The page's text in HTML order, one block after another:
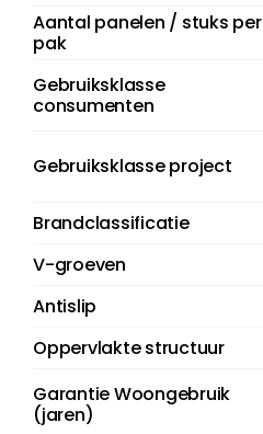
Aantal panelen / stuks per
pak
Gebruiksklasse
consumenten
Gebruiksklasse project
Brandclassificatie
V-groeven
Antislip
Oppervlakte structuur
Garantie Woongebruik
(jaren)